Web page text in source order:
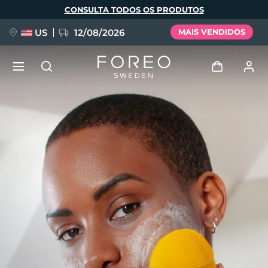
principal
CONSULTA TODOS OS PRODUTOS
US 12/08/2026 MAIS VENDIDOS
Perfil de usuário
Meus aparelhos
Meus pedidos
Meus endereços
As minhas subscrições
NOVIDADE
FAQ™ Pure Beauty-Tech Elixir
BREAKING NEWS
issa™ Teeth Whitening Set
Idioma
English Deutsch
Español
Français
Italiano
Português
Svenska
Русский
Türkçe
简体中文 繁體中文